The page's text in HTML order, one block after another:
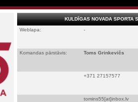
KULDĪGAS NOVADA SPORTA
Weblapa:
-
Komandas pārstāvis: Toms Grinkevičs
+371 27157577
tomins55[at]inbox.lv